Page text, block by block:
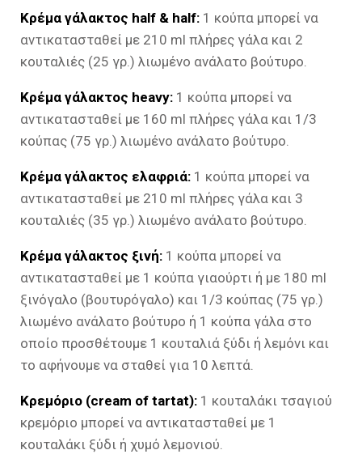
Κρέμα γάλακτος half & half: 1 κούπα μπορεί να
αντικατασταθεί με 210 ml πλήρες γάλα και 2
κουταλιές (25 γρ.) λιωμένο ανάλατο βούτυρο.
Κρέμα γάλακτος heavy: 1 κούπα μπορεί να
αντικατασταθεί με 160 ml πλήρες γάλα και 1/3
κούπας (75 γρ.) λιωμένο ανάλατο βούτυρο.
Κρέμα γάλακτος ελαφριά: 1 κούπα μπορεί να
αντικατασταθεί με 210 ml πλήρες γάλα και 3
κουταλιές (35 γρ.) λιωμένο ανάλατο βούτυρο.
Κρέμα γάλακτος ξινή: 1 κούπα μπορεί να
αντικατασταθεί με 1 κούπα γιαούρτι ή με 180 ml
ξινόγαλο (βουτυρόγαλο) και 1/3 κούπας (75 γρ.)
λιωμένο ανάλατο βούτυρο ή 1 κούπα γάλα στο
οποίο προσθέτουμε 1 κουταλιά ξύδι ή λεμόνι και
το αφήνουμε να σταθεί για 10 λεπτά.
Κρεμόριο (cream of tartat): 1 κουταλάκι τσαγιού
κρεμόριο μπορεί να αντικατασταθεί με 1
κουταλάκι ξύδι ή χυμό λεμονιού.